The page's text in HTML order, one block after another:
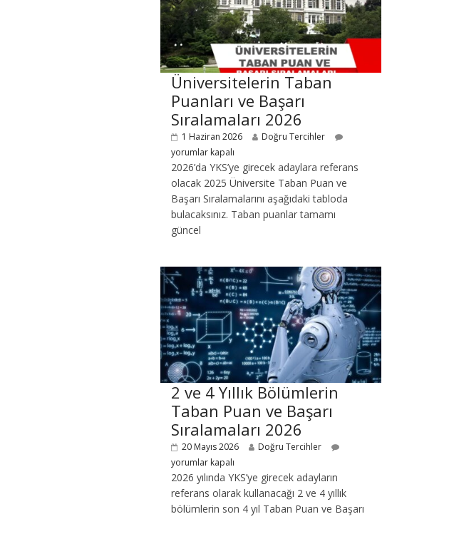
Üniversitelerin Taban
Puanları ve Başarı
Sıralamaları 2026
1 Haziran 2026
Doğru Tercihler
yorumlar kapalı
2026’da YKS’ye girecek adaylara referans
olacak 2025 Üniversite Taban Puan ve
Başarı Sıralamalarını aşağıdaki tabloda
bulacaksınız. Taban puanlar tamamı
güncel
2 ve 4 Yıllık Bölümlerin
Taban Puan ve Başarı
Sıralamaları 2026
20 Mayıs 2026
Doğru Tercihler
yorumlar kapalı
2026 yılında YKS’ye girecek adayların
referans olarak kullanacağı 2 ve 4 yıllık
bölümlerin son 4 yıl Taban Puan ve Başarı